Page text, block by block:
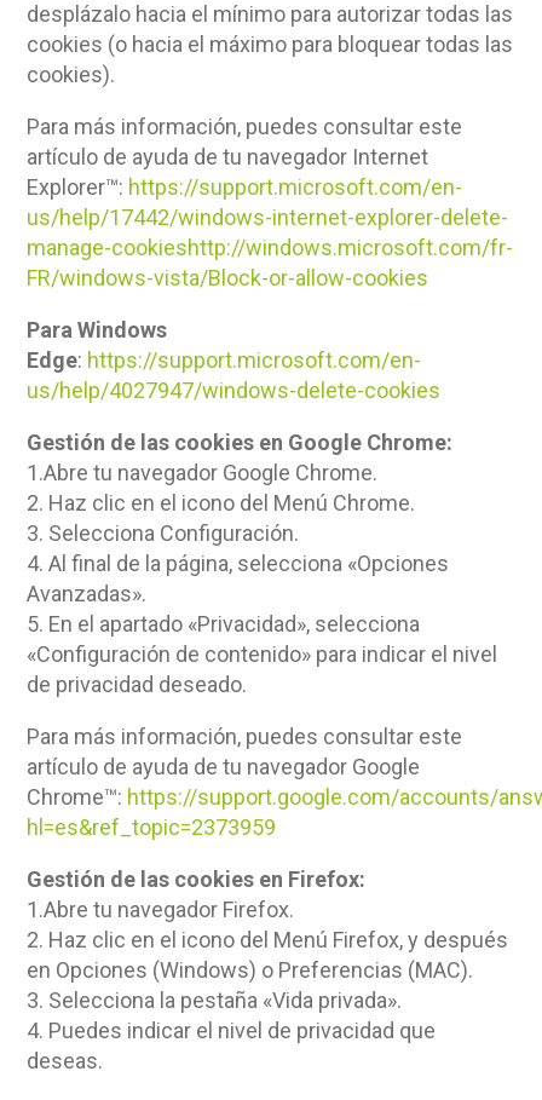
desplázalo hacia el mínimo para autorizar todas las
cookies (o hacia el máximo para bloquear todas las
cookies).
Para más información, puedes consultar este
artículo de ayuda de tu navegador Internet
Explorer™: https://support.microsoft.com/en-
us/help/17442/windows-internet-explorer-delete-
manage-cookieshttp://windows.microsoft.com/fr-
FR/windows-vista/Block-or-allow-cookies
Para Windows
Edge: https://support.microsoft.com/en-
us/help/4027947/windows-delete-cookies
Gestión de las cookies en Google Chrome:
1.Abre tu navegador Google Chrome.
2. Haz clic en el icono del Menú Chrome.
3. Selecciona Configuración.
4. Al final de la página, selecciona «Opciones
Avanzadas».
5. En el apartado «Privacidad», selecciona
«Configuración de contenido» para indicar el nivel
de privacidad deseado.
Para más información, puedes consultar este
artículo de ayuda de tu navegador Google
Chrome™: https://support.google.com/accounts/
hl=es&ref_topic=2373959
Gestión de las cookies en Firefox:
1.Abre tu navegador Firefox.
2. Haz clic en el icono del Menú Firefox, y después
en Opciones (Windows) o Preferencias (MAC).
3. Selecciona la pestaña «Vida privada».
4. Puedes indicar el nivel de privacidad que
deseas.